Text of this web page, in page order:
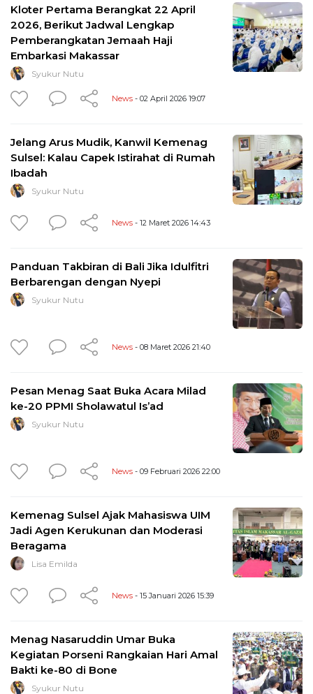
Kloter Pertama Berangkat 22 April
2026, Berikut Jadwal Lengkap
Pemberangkatan Jemaah Haji
Embarkasi Makassar
Syukur Nutu
News - 02 April 2026 19:07
Jelang Arus Mudik, Kanwil Kemenag
Sulsel: Kalau Capek Istirahat di Rumah
Ibadah
Syukur Nutu
News - 12 Maret 2026 14:43
Panduan Takbiran di Bali Jika Idulfitri
Berbarengan dengan Nyepi
Syukur Nutu
News - 08 Maret 2026 21:40
Pesan Menag Saat Buka Acara Milad
ke-20 PPMI Sholawatul Is’ad
Syukur Nutu
News - 09 Februari 2026 22:00
Kemenag Sulsel Ajak Mahasiswa UIM
Jadi Agen Kerukunan dan Moderasi
Beragama
Lisa Emilda
News - 15 Januari 2026 15:39
Menag Nasaruddin Umar Buka
Kegiatan Porseni Rangkaian Hari Amal
Bakti ke-80 di Bone
Syukur Nutu